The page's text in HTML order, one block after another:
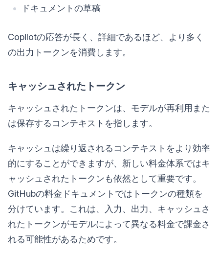
ドキュメントの草稿
Copilotの応答が長く、詳細であるほど、より多く
の出力トークンを消費します。
キャッシュされたトークン
キャッシュされたトークンは、モデルが再利用また
は保存するコンテキストを指します。
キャッシュは繰り返されるコンテキストをより効率
的にすることができますが、新しい料金体系ではキ
ャッシュされたトークンも依然として重要です。
GitHubの料金ドキュメントではトークンの種類を
分けています。これは、入力、出力、キャッシュさ
れたトークンがモデルによって異なる料金で課金さ
れる可能性があるためです。